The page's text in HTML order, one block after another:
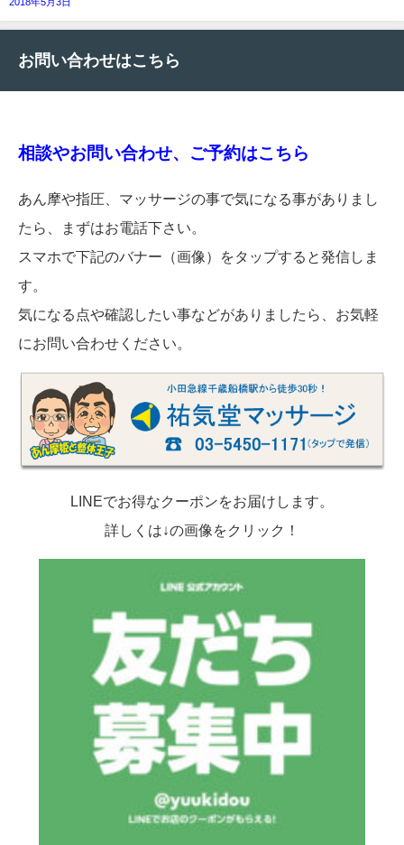
お問い合わせはこちら
相談やお問い合わせ、ご予約はこちら
あん摩や指圧、マッサージの事で気になる事がありまし
たら、まずはお電話下さい。
スマホで下記のバナー（画像）をタップすると発信しま
す。
気になる点や確認したい事などがありましたら、お気軽
にお問い合わせください。
LINEでお得なクーポンをお届けします。
詳しくは↓の画像をクリック！